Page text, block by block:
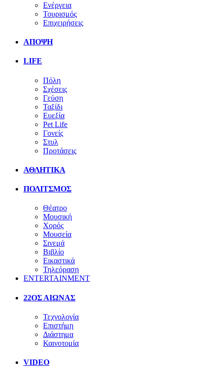
Ενέργεια
Τουρισμός
Επιχειρήσεις
ΑΠΟΨΗ
LIFE
Πόλη
Σχέσεις
Γεύση
Ταξίδι
Ευεξία
Pet Life
Γονείς
Στυλ
Προτάσεις
ΑΘΛΗΤΙΚΑ
ΠΟΛΙΤΣΜΟΣ
Θέατρο
Μουσική
Χορός
Μουσεία
Σινεμά
Βιβλίο
Εικαστικά
Τηλεόραση
ENTERTAINMENT
22ΟΣ ΑΙΩΝΑΣ
Τεχνολογία
Επιστήμη
Διάστημα
Καινοτομία
VIDEO